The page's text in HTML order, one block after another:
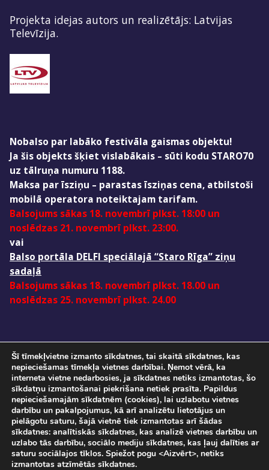
Projekta idejas autors un realizētājs: Latvijas
Televīzija.
Nobalso par labāko festivāla gaismas objektu!
Ja šis objekts šķiet vislabākais – sūti kodu STARO70
uz tālruņa numuru 1188.
Maksa par īsziņu – parastas īsziņas cena, atbilstoši
mobilā operatora noteiktajam tarifam.
Balsojums sākas 18. novembrī plkst. 18:00 un
noslēdzas 21. novembrī plkst. 23:00.
vai
Balso portāla DELFI speciālajā “Staro Rīga” ziņu
sadaļā
Balsojums sākas 18. novembrī plkst. 18.00 un
noslēdzas 25. novembrī plkst. 24.00
Pasākuma norise tiks fotografēta un filmēta. Ar savu ierašanos pasākumā, Jūs
sniedzat piekrišanu savu personas datu apstrādei.
Sadarbībā arSIA "DATATEKS"
© Staro Rīga 2026
Šī tīmekļvietne izmanto sīkdatnes, tai skaitā sīkdatnes, kas
nepieciešamas tīmekļa vietnes darbībai. Ņemot vērā, ka
interneta vietne nedarbosies, ja sīkdatnes netiks izmantotas, šo
sīkdatņu izmantošanai piekrišana netiek prasīta. Papildus
nepieciešamajām sīkdatnēm (cookies), lai uzlabotu vietnes
darbību un pakalpojumus, kā arī analizētu lietotājus un
pielāgotu saturu, šajā vietnē tiek izmantotas arī šādas
sīkdatnes: analītiskās sīkdatnes, kas analizē vietnes darbību un
uzlabo tās darbību, sociālo mediju sīkdatnes, kas ļauj dalīties ar
saturu sociālajos tīklos. Spiežot pogu <Aizvērt>, netiks
izmantotas atzīmētās sīkdatnes.